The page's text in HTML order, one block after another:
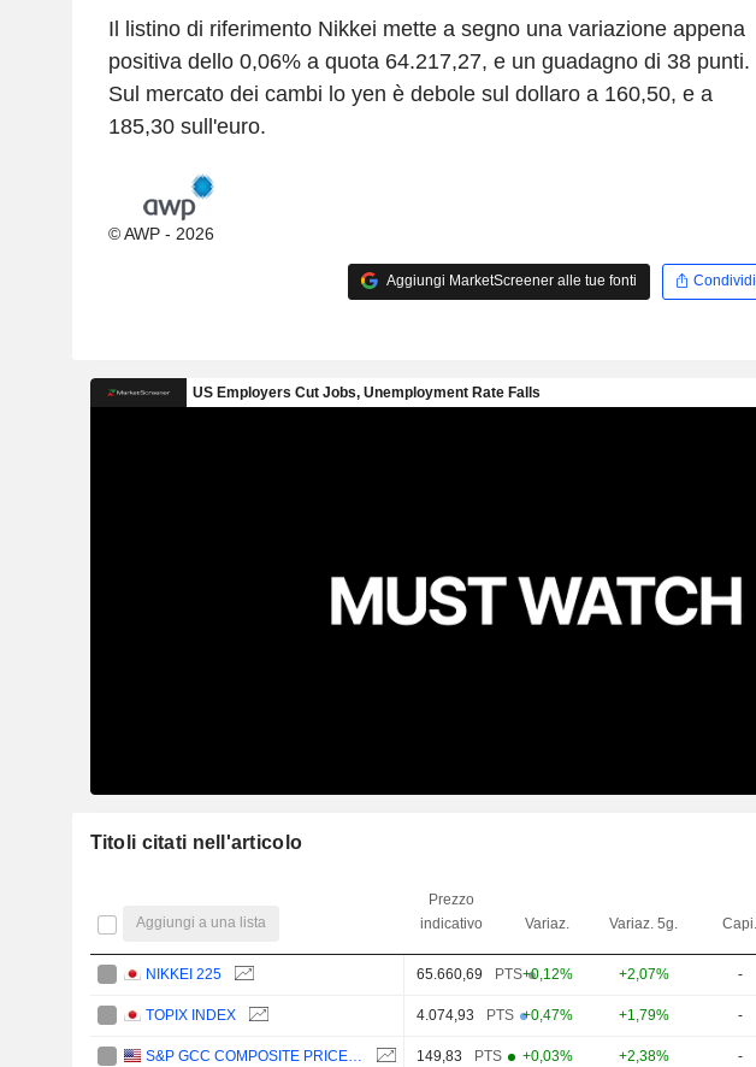
Il listino di riferimento Nikkei mette a segno una variazione appena
positiva dello 0,06% a quota 64.217,27, e un guadagno di 38 punti.
Sul mercato dei cambi lo yen è debole sul dollaro a 160,50, e a
185,30 sull'euro.
© AWP - 2026
Aggiungi MarketScreener alle tue fonti Condividi
Titoli citati nell'articolo
Aggiungi a una lista
Prezzo
indicativo
Variaz. Variaz. 5g. Capi.
NIKKEI 225 65.660,69 PTS+0,12% +2,07% -
TOPIX INDEX 4.074,93 PTS +0,47% +1,79% -
149,83 PTS +0,03% +2,38% -